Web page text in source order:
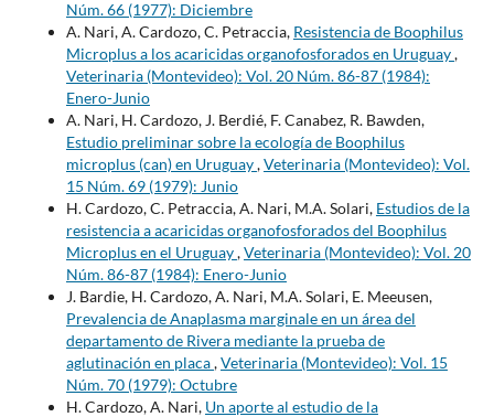
Núm. 66 (1977): Diciembre
A. Nari, A. Cardozo, C. Petraccia, Resistencia de Boophilus
Microplus a los acaricidas organofosforados en Uruguay,
Veterinaria (Montevideo): Vol. 20 Núm. 86-87 (1984):
Enero-Junio
A. Nari, H. Cardozo, J. Berdié, F. Canabez, R. Bawden,
Estudio preliminar sobre la ecología de Boophilus
microplus (can) en Uruguay,Veterinaria (Montevideo): Vol.
15 Núm. 69 (1979): Junio
H. Cardozo, C. Petraccia, A. Nari, M.A. Solari, Estudios de la
resistencia a acaricidas organofosforados del Boophilus
Microplus en el Uruguay,Veterinaria (Montevideo): Vol. 20
Núm. 86-87 (1984): Enero-Junio
J. Bardie, H. Cardozo, A. Nari, M.A. Solari, E. Meeusen,
Prevalencia de Anaplasma marginale en un área del
departamento de Rivera mediante la prueba de
aglutinación en placa,Veterinaria (Montevideo): Vol. 15
Núm. 70 (1979): Octubre
H. Cardozo, A. Nari, Un aporte al estudio de la